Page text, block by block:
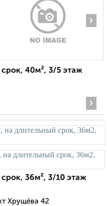
›
40м², 3/5 этаж
›
36м², 3/10 этаж
Хрущёва 42